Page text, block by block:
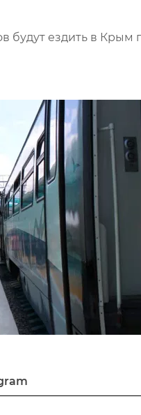
будут ездить в Крым